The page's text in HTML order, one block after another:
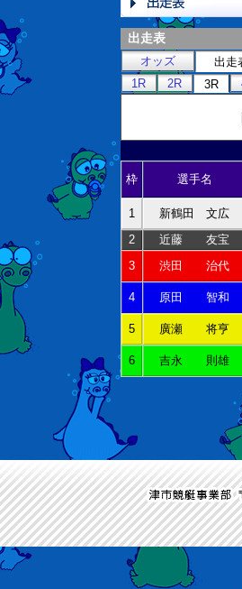
出走表
オッズ 出走
1R
2R 3R
枠 選手名
1
新鶴田 文広
2
近藤 友宝
3
渋田 治代
4
原田 智和
5
廣瀬 将亨
6
吉永 則雄